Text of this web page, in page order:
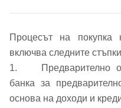
Процесът на покупка
включва следните
1. Предварително
банка за
основа на доходи и